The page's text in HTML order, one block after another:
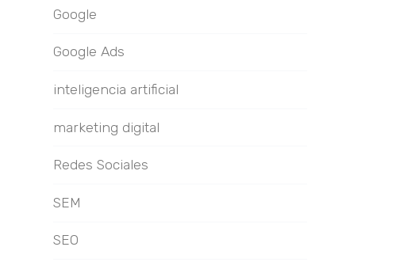
Google
Google Ads
inteligencia artificial
marketing digital
Redes Sociales
SEM
SEO